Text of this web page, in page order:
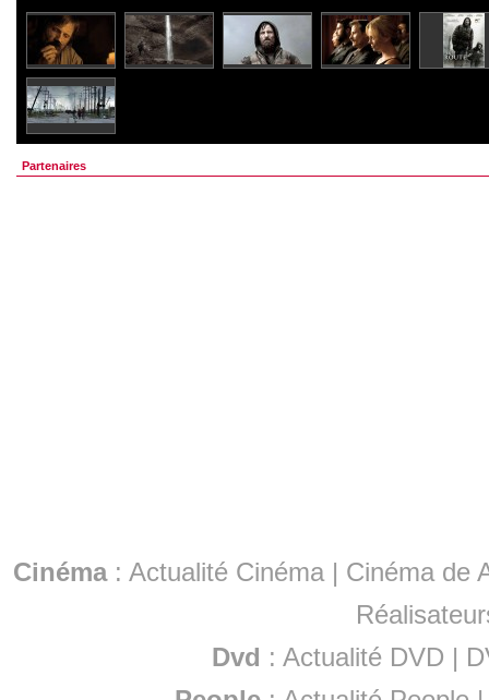
Partenaires
Cinéma: Actualité Cinéma | Cinéma de
Dvd : Actualité DVD |